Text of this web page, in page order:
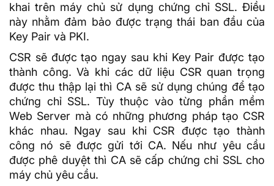
khai trên máy chủ sử dụng chứng chỉ SSL. Điều
này nhằm đảm bảo được trạng thái ban đầu của
Key Pair và PKI.
CSR sẽ được tạo ngay sau khi Key Pair được tạo
thành công. Và khi các dữ liệu CSR quan trọng
được thu thập lại thì CA sẽ sử dụng chúng để tạo
chứng chỉ SSL. Tùy thuộc vào từng phần mềm
Web Server mà có những phương pháp tạo CSR
khác nhau. Ngay sau khi CSR được tạo thành
công nó sẽ được gửi tới CA. Nếu như yêu cầu
được phê duyệt thì CA sẽ cấp chứng chỉ SSL cho
máy chủ yêu cầu.